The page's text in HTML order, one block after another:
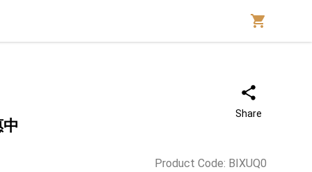
Share
Product Code: BIXUQ0